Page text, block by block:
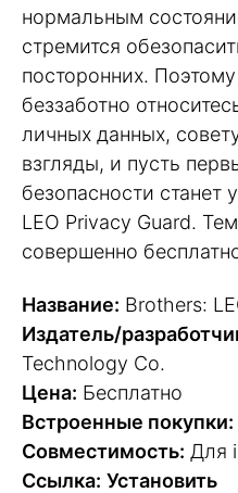
нормальным
стремится
посторонних.
беззаботно
личных данных,
взгляды, и пусть
безопасности станет
LEO Privacy Guard.
совершенно
Название: Brothers:
Издатель/
Technology Co.
Цена: Бесплатно
Встроенные покупки:
Совместимость: Для
Ссылка: Установить